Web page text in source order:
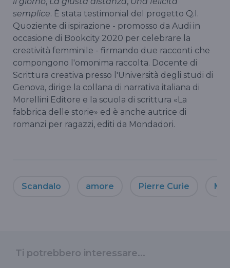
semplice. È stata testimonial del progetto Q.I.
Quoziente di ispirazione - promosso da Audi in
occasione di Bookcity 2020 per celebrare la
creatività femminile - firmando due racconti che
compongono l'omonima raccolta. Docente di
Scrittura creativa presso l'Università degli studi di
Genova, dirige la collana di narrativa italiana di
Morellini Editore e la scuola di scrittura «La
fabbrica delle storie» ed è anche autrice di
romanzi per ragazzi, editi da Mondadori.
Scandalo amore Pierre Curie
Ti potrebbero interessare...